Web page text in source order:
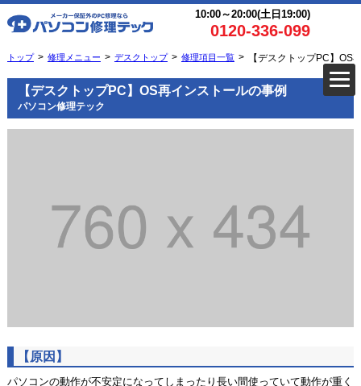
10:00～20:00(土日19:00)
0120-336-099
トップ 修理メニュー デスクトップ 修理項目一覧 【デスクトップPC】OS
【デスクトップPC】OS再インストールの事例
パソコン修理テック
【原因】
パソコンの動作が不安定になってしまったり長い間使っていて動作が重く